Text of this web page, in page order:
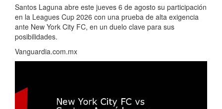
Santos Laguna abre este jueves 6 de agosto su participación
en la Leagues Cup 2026 con una prueba de alta exigencia
ante New York City FC, en un duelo clave para sus
posibilidades.
Vanguardia.com.mx